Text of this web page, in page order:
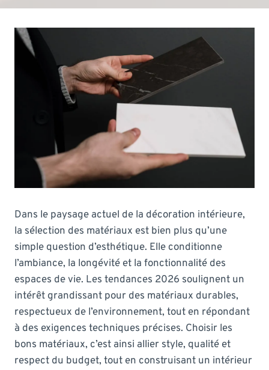
Dans le paysage actuel de la décoration intérieure,
la sélection des matériaux est bien plus qu’une
simple question d’esthétique. Elle conditionne
l’ambiance, la longévité et la fonctionnalité des
espaces de vie. Les tendances 2026 soulignent un
intérêt grandissant pour des matériaux durables,
respectueux de l’environnement, tout en répondant
à des exigences techniques précises. Choisir les
bons matériaux, c’est ainsi allier style, qualité et
respect du budget, tout en construisant un intérieur